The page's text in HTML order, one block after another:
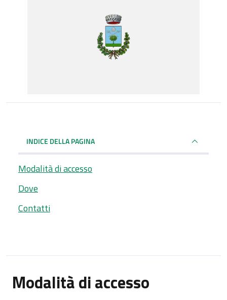
INDICE DELLA PAGINA
Modalità di accesso
Dove
Contatti
Modalità di accesso